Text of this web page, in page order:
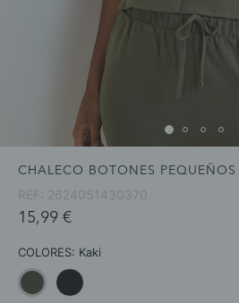
CHALECO BOTONES PEQUEÑOS
REF: 2624051430370
15,99 €
COLORES: Kaki